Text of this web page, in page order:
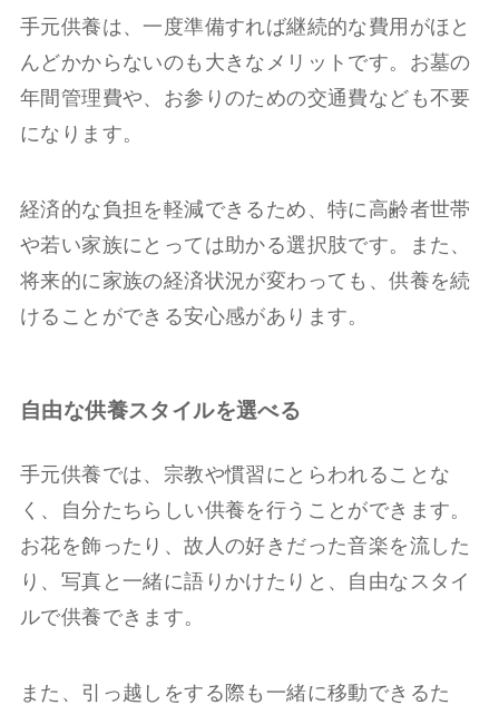
手元供養は、一度準備すれば継続的な費用がほと
んどかからないのも大きなメリットです。お墓の
年間管理費や、お参りのための交通費なども不要
になります。
経済的な負担を軽減できるため、特に高齢者世帯
や若い家族にとっては助かる選択肢です。また、
将来的に家族の経済状況が変わっても、供養を続
けることができる安心感があります。
自由な供養スタイルを選べる
手元供養では、宗教や慣習にとらわれることな
く、自分たちらしい供養を行うことができます。
お花を飾ったり、故人の好きだった音楽を流した
り、写真と一緒に語りかけたりと、自由なスタイ
ルで供養できます。
また、引っ越しをする際も一緒に移動できるた